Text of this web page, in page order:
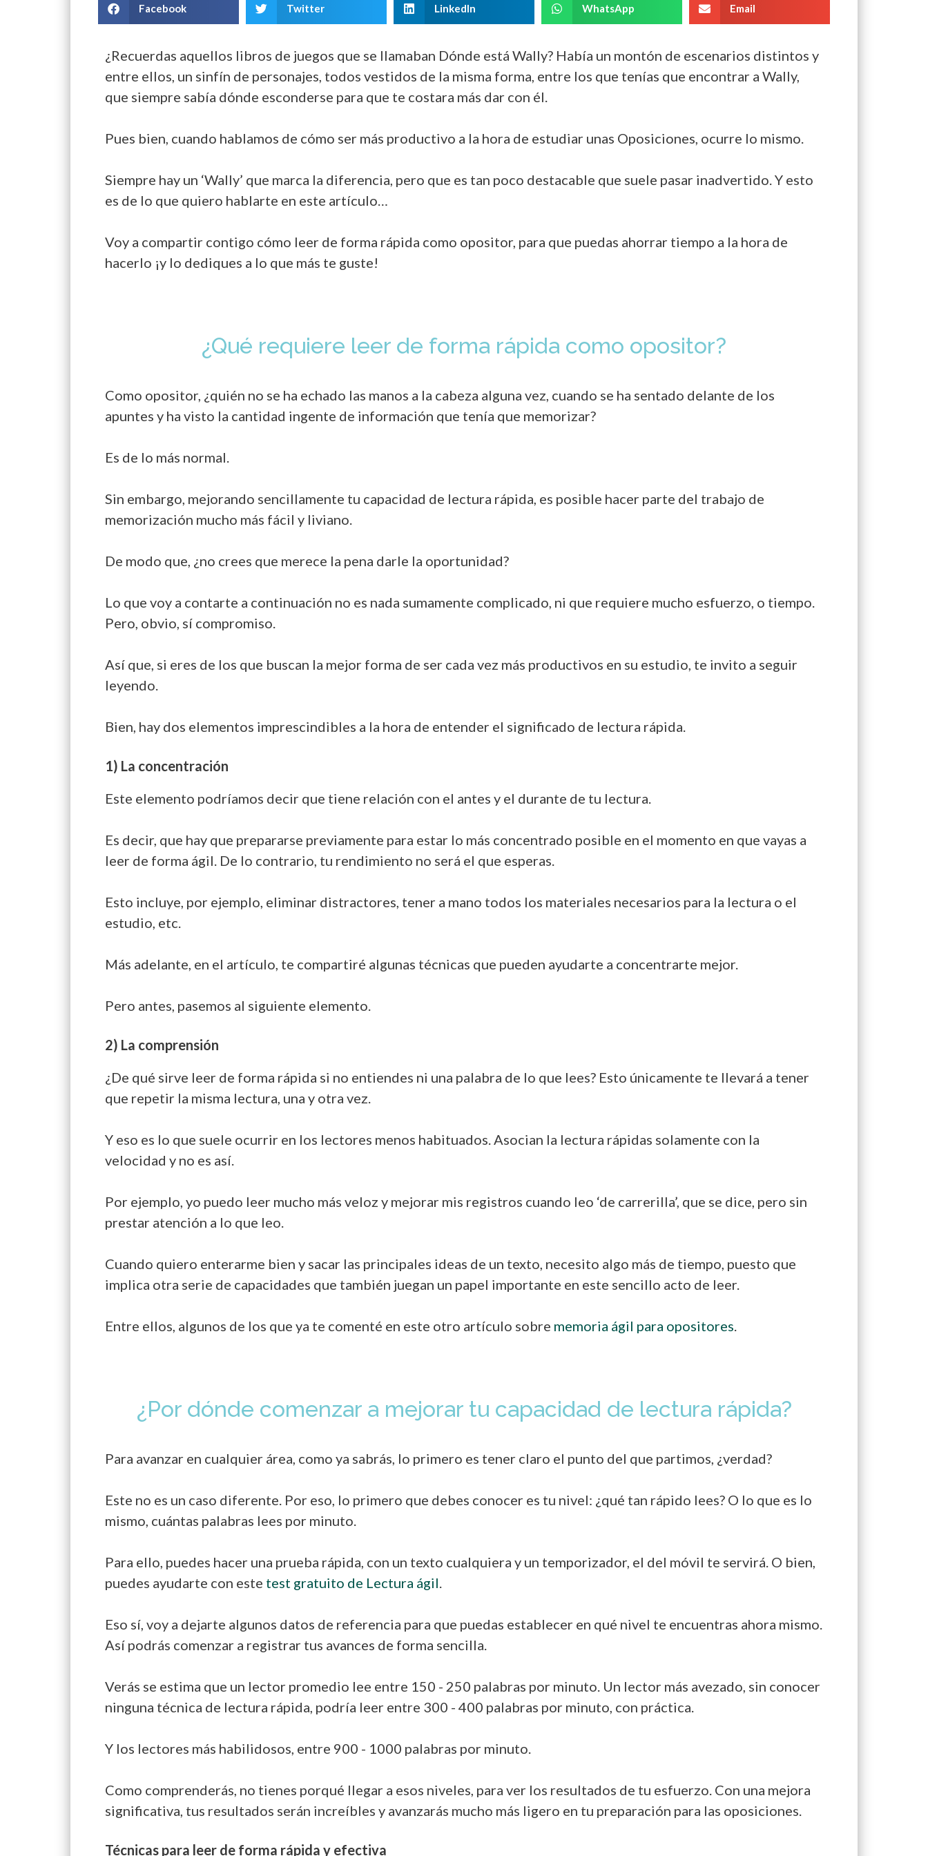
Facebook Twitter LinkedIn WhatsApp Email
¿Recuerdas aquellos libros de juegos que se llamaban Dónde está Wally? Había un montón de escenarios distintos y
entre ellos, un sinfín de personajes, todos vestidos de la misma forma, entre los que tenías que encontrar a Wally,
que siempre sabía dónde esconderse para que te costara más dar con él.
Pues bien, cuando hablamos de cómo ser más productivo a la hora de estudiar unas Oposiciones, ocurre lo mismo.
Siempre hay un ‘Wally’ que marca la diferencia, pero que es tan poco destacable que suele pasar inadvertido. Y esto
es de lo que quiero hablarte en este artículo…
Voy a compartir contigo cómo leer de forma rápida como opositor, para que puedas ahorrar tiempo a la hora de
hacerlo ¡y lo dediques a lo que más te guste!
¿Qué requiere leer de forma rápida como opositor?
Como opositor, ¿quién no se ha echado las manos a la cabeza alguna vez, cuando se ha sentado delante de los
apuntes y ha visto la cantidad ingente de información que tenía que memorizar?
Es de lo más normal.
Sin embargo, mejorando sencillamente tu capacidad de lectura rápida, es posible hacer parte del trabajo de
memorización mucho más fácil y liviano.
De modo que, ¿no crees que merece la pena darle la oportunidad?
Lo que voy a contarte a continuación no es nada sumamente complicado, ni que requiere mucho esfuerzo, o tiempo.
Pero, obvio, sí compromiso.
Así que, si eres de los que buscan la mejor forma de ser cada vez más productivos en su estudio, te invito a seguir
leyendo.
Bien, hay dos elementos imprescindibles a la hora de entender el significado de lectura rápida.
1) La concentración
Este elemento podríamos decir que tiene relación con el antes y el durante de tu lectura.
Es decir, que hay que prepararse previamente para estar lo más concentrado posible en el momento en que vayas a
leer de forma ágil. De lo contrario, tu rendimiento no será el que esperas.
Esto incluye, por ejemplo, eliminar distractores, tener a mano todos los materiales necesarios para la lectura o el
estudio, etc.
Más adelante, en el artículo, te compartiré algunas técnicas que pueden ayudarte a concentrarte mejor.
Pero antes, pasemos al siguiente elemento.
2) La comprensión
¿De qué sirve leer de forma rápida si no entiendes ni una palabra de lo que lees? Esto únicamente te llevará a tener
que repetir la misma lectura, una y otra vez.
Y eso es lo que suele ocurrir en los lectores menos habituados. Asocian la lectura rápidas solamente con la
velocidad y no es así.
Por ejemplo, yo puedo leer mucho más veloz y mejorar mis registros cuando leo ‘de carrerilla’, que se dice, pero sin
prestar atención a lo que leo.
Cuando quiero enterarme bien y sacar las principales ideas de un texto, necesito algo más de tiempo, puesto que
implica otra serie de capacidades que también juegan un papel importante en este sencillo acto de leer.
Entre ellos, algunos de los que ya te comenté en este otro artículo sobre memoria ágil para opositores
¿Por dónde comenzar a mejorar tu capacidad de lectura rápida?
Para avanzar en cualquier área, como ya sabrás, lo primero es tener claro el punto del que partimos, ¿verdad?
Este no es un caso diferente. Por eso, lo primero que debes conocer es tu nivel: ¿qué tan rápido lees? O lo que es lo
mismo, cuántas palabras lees por minuto.
Para ello, puedes hacer una prueba rápida, con un texto cualquiera y un temporizador, el del móvil te servirá. O bien,
puedes ayudarte con este test gratuito de Lectura ágil
Eso sí, voy a dejarte algunos datos de referencia para que puedas establecer en qué nivel te encuentras ahora mismo.
Así podrás comenzar a registrar tus avances de forma sencilla.
Verás se estima que un lector promedio lee entre 150 - 250 palabras por minuto. Un lector más avezado, sin conocer
ninguna técnica de lectura rápida, podría leer entre 300 - 400 palabras por minuto, con práctica.
Y los lectores más habilidosos, entre 900 - 1000 palabras por minuto.
Como comprenderás, no tienes porqué llegar a esos niveles, para ver los resultados de tu esfuerzo. Con una mejora
significativa, tus resultados serán increíbles y avanzarás mucho más ligero en tu preparación para las oposiciones.
Técnicas para leer de forma rápida y efectiva